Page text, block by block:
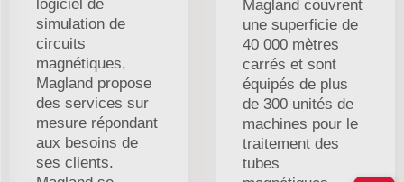
logiciel de
simulation de
circuits
magnétiques,
Magland propose
des services sur
mesure répondant
aux besoins de
ses clients.
Magland couvrent
une superficie de
40 000 mètres
carrés et sont
équipés de plus
de 300 unités de
machines pour le
traitement des
tubes